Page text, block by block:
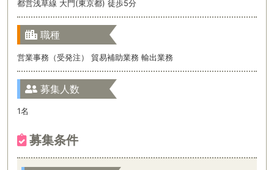
都営浅草線 大門(東京都) 徒歩5分
職種
営業事務（受発注） 貿易補助業務 輸出業務
募集人数
1名
募集条件